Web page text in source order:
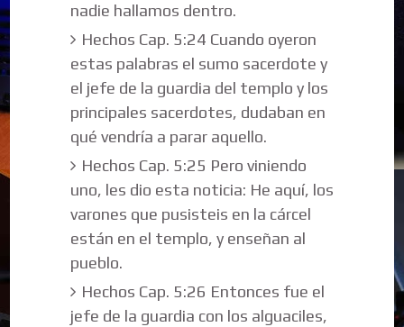
nadie hallamos dentro.
Hechos Cap. 5:24 Cuando oyeron
estas palabras el sumo sacerdote y
el jefe de la guardia del templo y los
principales sacerdotes, dudaban en
qué vendría a parar aquello.
Hechos Cap. 5:25 Pero viniendo
uno, les dio esta noticia: He aquí, los
varones que pusisteis en la cárcel
están en el templo, y enseñan al
pueblo.
Hechos Cap. 5:26 Entonces fue el
jefe de la guardia con los alguaciles,